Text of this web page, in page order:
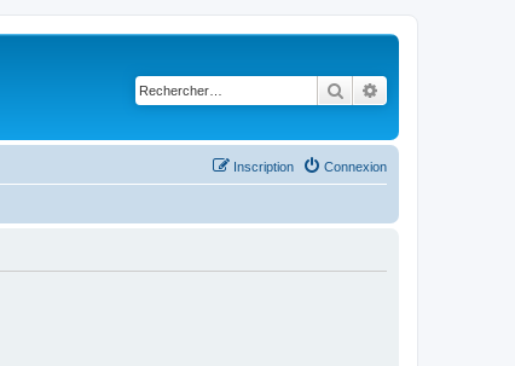
Rechercher
Connexion
Inscription